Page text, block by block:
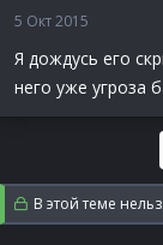
5 Окт 2015
Я дождусь его
него уже угроза
В этой теме